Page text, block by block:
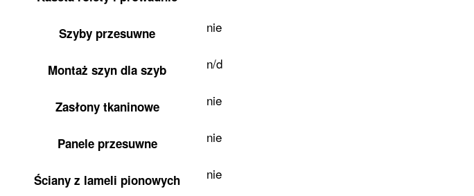
Szyby przesuwne nie
Montaż szyn dla szyb n/d
Zasłony tkaninowe nie
Panele przesuwne nie
Ściany z lameli pionowych nie